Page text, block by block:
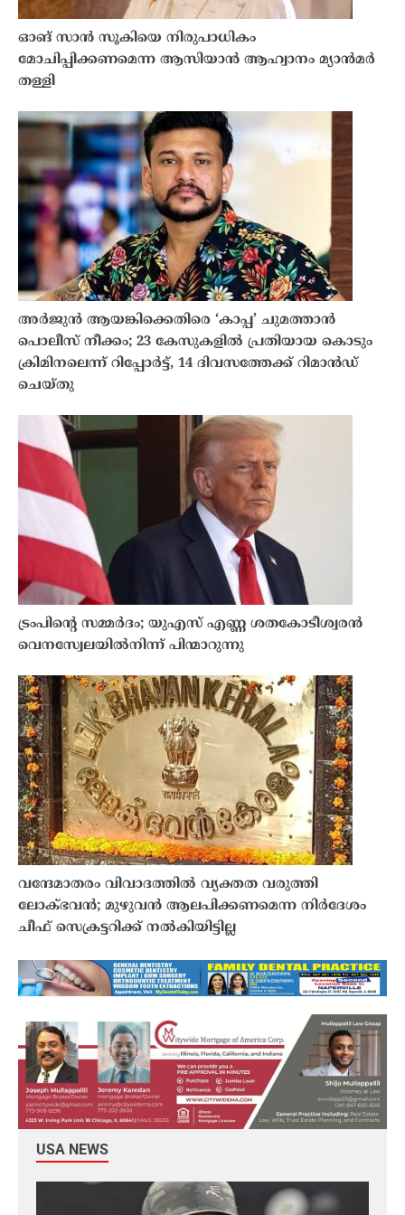
ഓങ് സാൻ സൂകിയെ നിരുപാധികം
മോചിപ്പിക്കണമെന്ന ആസിയാൻ ആഹ്വാനം മ്യാൻമർ
തള്ളി
അർജുൻ ആയങ്കിക്കെതിരെ ‘കാപ്പ’ ചുമത്താൻ
പൊലീസ് നീക്കം; 23 കേസുകളിൽ പ്രതിയായ കൊടും
ക്രിമിനലെന്ന് റിപ്പോർട്ട്, 14 ദിവസത്തേക്ക് റിമാൻഡ്
ചെയ്തു
ട്രംപിന്റെ സമ്മർദം; യുഎസ് എണ്ണ ശതകോടീശ്വരൻ
വെനസ്വേലയിൽനിന്ന് പിന്മാറുന്നു
വന്ദേമാതരം വിവാദത്തിൽ വ്യക്തത വരുത്തി
ലോക്ഭവൻ; മുഴുവൻ ആലപിക്കണമെന്ന നിർദേശം
ചീഫ് സെക്രട്ടറിക്ക് നൽകിയിട്ടില്ല
USA NEWS